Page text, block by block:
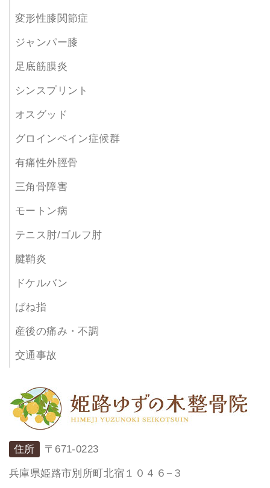
変形性膝関節症
ジャンパー膝
足底筋膜炎
シンスプリント
オスグッド
グロインペイン症候群
有痛性外脛骨
三角骨障害
モートン病
テニス肘/ゴルフ肘
腱鞘炎
ドケルバン
ばね指
産後の痛み・不調
交通事故
住所 〒671-0223
兵庫県姫路市別所町北宿１０４６−３